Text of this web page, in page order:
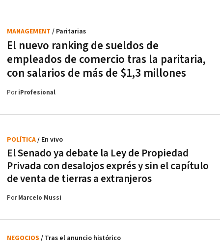
El nuevo ranking de sueldos de
empleados de comercio tras la paritaria,
con salarios de más de $1,3 millones
MANAGEMENT / Paritarias
PoriProfesional
El Senado ya debate la Ley de Propiedad
Privada con desalojos exprés y sin el capítulo
de venta de tierras a extranjeros
POLÍTICA/ En vivo
PorMarcelo Mussi
NEGOCIOS / Tras el anuncio histórico